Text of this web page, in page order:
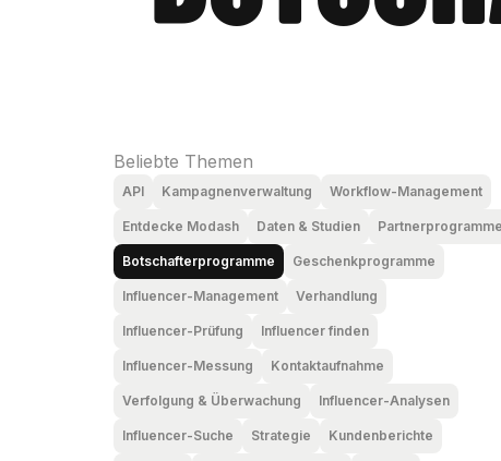
Beliebte Themen
API Kampagnenverwaltung Workflow-Management
Entdecke Modash Daten & Studien Partnerprogramme
Botschafterprogramme Geschenkprogramme
Influencer-Management Verhandlung
Influencer-Prüfung Influencer finden
Influencer-Messung Kontaktaufnahme
Verfolgung & Überwachung Influencer-Analysen
Influencer-Suche Strategie Kundenberichte